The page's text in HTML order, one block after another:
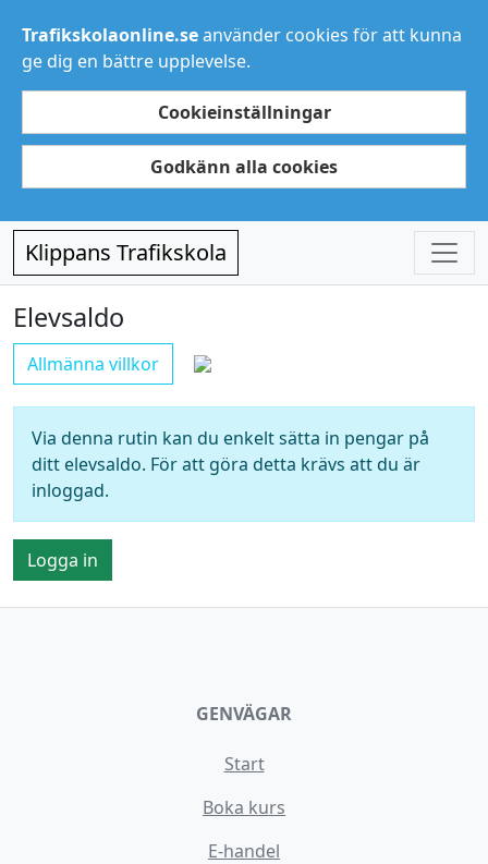
Trafikskolaonline.seanvänder cookies för att kunna
ge dig en bättre upplevelse.
Cookieinställningar
Godkänn alla cookies
Klippans Trafikskola
Elevsaldo
Allmänna villkor
Via denna rutin kan du enkelt sätta in pengar på
ditt elevsaldo. För att göra detta krävs att du är
inloggad.
Logga in
GENVÄGAR
Start
Boka kurs
E-handel